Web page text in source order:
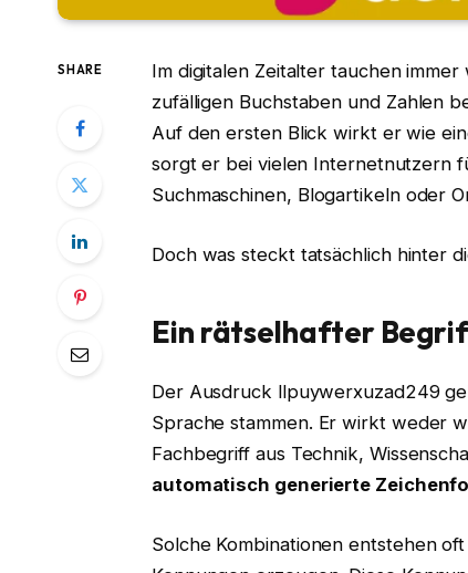
SHARE
Im digitalen Zeitalter tauchen
zufälligen Buchstaben und Zahlen
Auf den ersten Blick wirkt er wie
sorgt er bei vielen Internetnutzern
Suchmaschinen, Blogartikeln oder
Doch was steckt tatsächlich hinter
Ein rätselhafter
Der Ausdruck llpuywerxuzad249
Sprache stammen. Er wirkt weder
Fachbegriff aus Technik,
automatisch generierte
Solche Kombinationen entstehen